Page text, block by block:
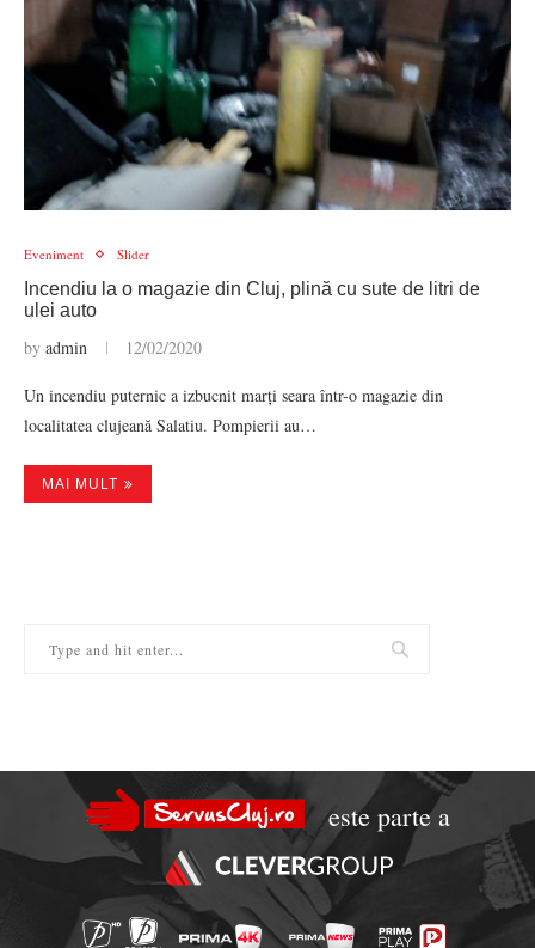
Eveniment Slider
Incendiu la o magazie din Cluj, plină cu sute de litri de
ulei auto
by admin 12/02/2020
Un incendiu puternic a izbucnit marți seara într-o magazie din
localitatea clujeană Salatiu. Pompierii au…
MAI MULT
este parte a